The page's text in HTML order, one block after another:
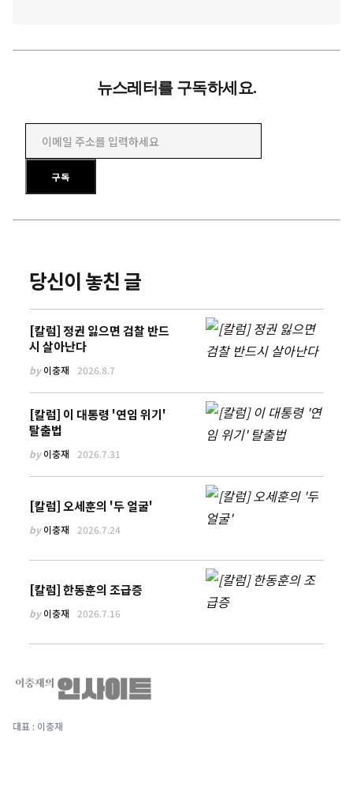
뉴스레터를 구독하세요.
이메일 주소를 입력하세요
구독
당신이 놓친 글
[칼럼] 정권 잃으면 검찰 반드
시 살아난다
by이충재 2026.8.7
[칼럼] 이 대통령 '연임 위기'
탈출법
by이충재 2026.7.31
[칼럼] 오세훈의 '두 얼굴'
by이충재 2026.7.24
[칼럼] 한동훈의 조급증
by이충재 2026.7.16
대표 : 이충재